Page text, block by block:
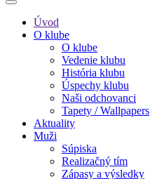
Úvod
O klube
O klube
Vedenie klubu
História klubu
Úspechy klubu
Naši odchovanci
Tapety / Wallpapers
Aktuality
Muži
Súpiska
Realizačný tím
Zápasy a výsledky